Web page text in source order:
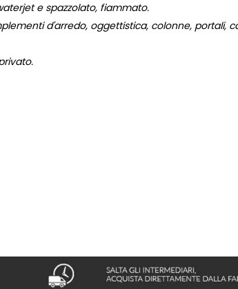
e spazzolato, fiammato.
d'arredo, oggettistica, colonne, portali,